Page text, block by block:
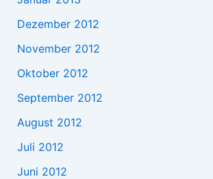
Dezember 2012
November 2012
Oktober 2012
September 2012
August 2012
Juli 2012
Juni 2012